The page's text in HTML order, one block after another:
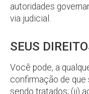
autoridades
via judicial.
SEUS
Você pode, a
confirmação de
sendo tratados; (ii)